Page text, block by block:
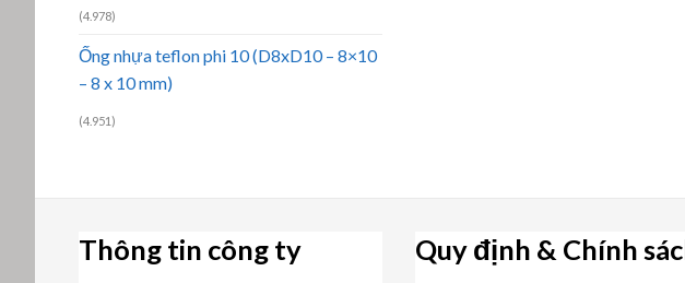
(4.978)
Ống nhựa teflon phi 10 (D8xD10 – 8×10
– 8 x 10 mm)
(4.951)
Thông tin công ty Quy định & Chính